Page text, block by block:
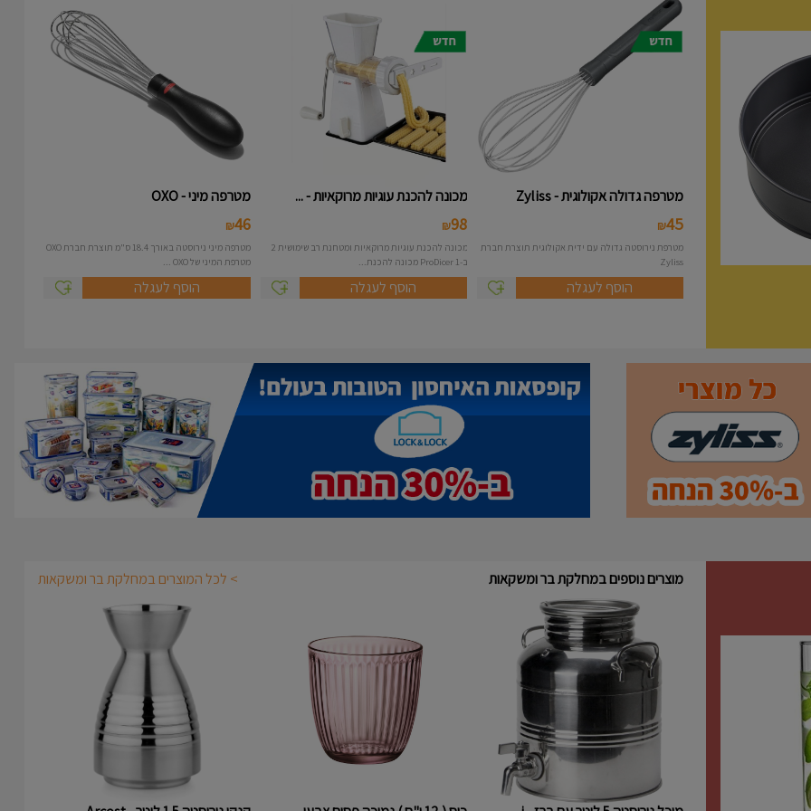
מטרפה גדולה אקולוגית - Zyliss
45
₪
מטרפת נירוסטה גדולה עם ידית אקולוגית תוצרת חברת
Zyliss
הוסף לעגלה
מכונה להכנת עוגיות מרוקאיות - ...
98
₪
מכונה להכנת עוגיות מרוקאיות ומטחנת רב שימושית 2
ב-1 ProDicer מכונה להכנת...
הוסף לעגלה
מטרפה מיני - OXO
46
₪
מטרפה מיני נירוסטה באורך 18.4 ס"מ תוצרת חברת OXO
מטרפת המיני של OXO ...
הוסף לעגלה
מוצרים נוספים במחלקת בר ומשקאות > לכל המוצרים במחלקת בר ומשקאות